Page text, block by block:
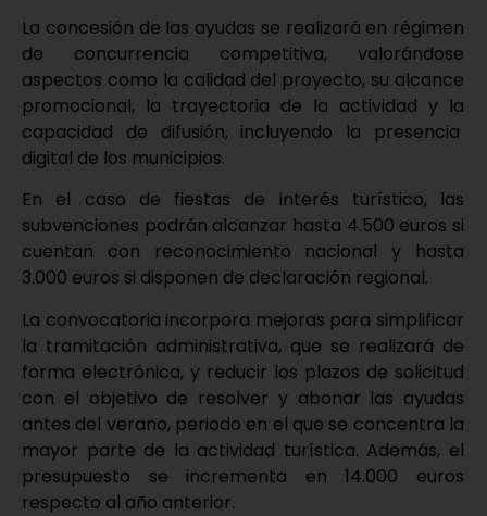
La concesión de las ayudas se realizará en régimen
de concurrencia competitiva, valorándose
aspectos como la calidad del proyecto, su alcance
promocional, la trayectoria de la actividad y la
capacidad de difusión, incluyendo la presencia
digital de los municipios.
En el caso de fiestas de interés turístico, las
subvenciones podrán alcanzar hasta 4.500 euros si
cuentan con reconocimiento nacional y hasta
3.000 euros si disponen de declaración regional.
La convocatoria incorpora mejoras para simplificar
la tramitación administrativa, que se realizará de
forma electrónica, y reducir los plazos de solicitud
con el objetivo de resolver y abonar las ayudas
antes del verano, periodo en el que se concentra la
mayor parte de la actividad turística. Además, el
presupuesto se incrementa en 14.000 euros
respecto al año anterior.